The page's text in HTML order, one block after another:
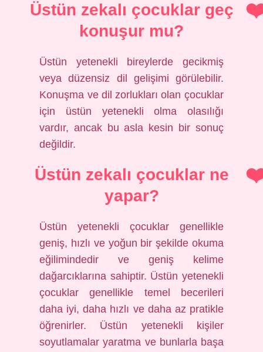
Üstün zekalı çocuklar geç
konuşur mu?
Üstün yetenekli bireylerde gecikmiş
veya düzensiz dil gelişimi görülebilir.
Konuşma ve dil zorlukları olan çocuklar
için üstün yetenekli olma olasılığı
vardır, ancak bu asla kesin bir sonuç
değildir.
Üstün zekalı çocuklar ne
yapar?
Üstün yetenekli çocuklar genellikle
geniş, hızlı ve yoğun bir şekilde okuma
eğilimindedir ve geniş kelime
dağarcıklarına sahiptir. Üstün yetenekli
çocuklar genellikle temel becerileri
daha iyi, daha hızlı ve daha az pratikle
öğrenirler. Üstün yetenekli kişiler
soyutlamalar yaratma ve bunlarla başa